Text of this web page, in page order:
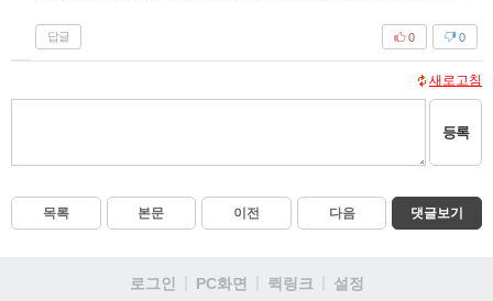
답글 0
0
새로고침
등록
목록 본문 이전 다음 댓글보기
로그인 PC화면 퀵링크 설정